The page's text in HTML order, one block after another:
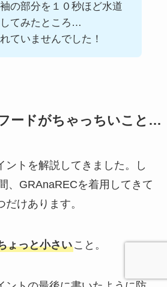
の部分を１０秒ほど水道
てみたところ…
ていませんでした！
ードがちゃっちいこと…
ントを解説してきました。し
、GRAnaRECを着用してきて
けあります。
ょっと小さいこと。